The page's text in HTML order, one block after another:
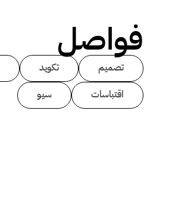
فواصل
تصميم تكويد
اقتباسات
سيو